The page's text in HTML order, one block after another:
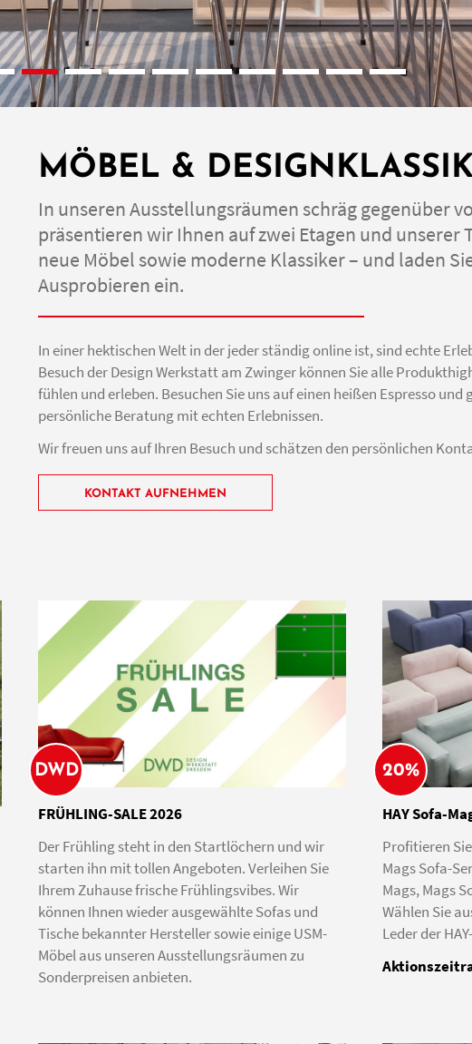
MÖBEL &
In unseren Ausstellungsräumen schräg gegenüber
präsentieren wir Ihnen auf zwei Etagen und unserer
neue Möbel sowie moderne Klassiker – und laden
Ausprobieren ein.
In einer hektischen Welt in der jeder ständig online ist, sind echte
Besuch der Design Werkstatt am Zwinger können Sie alle
fühlen und erleben. Besuchen Sie uns auf einen heißen Espresso
persönliche Beratung mit echten Erlebnissen.
Wir freuen uns auf Ihren Besuch und schätzen den persönlichen
KONTAKT AUFNEHMEN
DWD
FRÜHLING-SALE 2026
Der Frühling steht in den Startlöchern und wir
starten ihn mit tollen Angeboten. Verleihen Sie
Ihrem Zuhause frische Frühlingsvibes. Wir
können Ihnen wieder ausgewählte Sofas und
Tische bekannter Hersteller sowie einige USM-
Möbel aus unseren Ausstellungsräumen zu
Sonderpreisen anbieten.
20%
HAY Sofa-
Profitieren
Mags Sofa-
Mags, Mags
Wählen Sie
Leder der